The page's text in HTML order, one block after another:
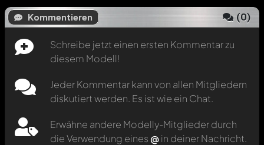
Kommentieren (0)
Schreibe jetzt einen ersten Kommentar zu
diesem Modell!
Jeder Kommentar kann von allen Mitgliedern
diskutiert werden. Es ist wie ein Chat.
Erwähne andere Modelly-Mitglieder durch
die Verwendung eines @in deiner Nachricht.